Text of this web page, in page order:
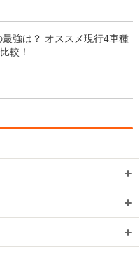
最強は？ オススメ現行4車種
較！